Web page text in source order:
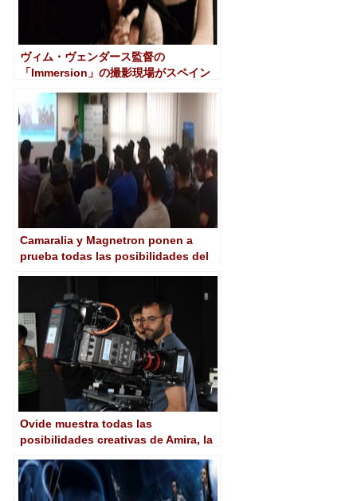
ヴィム・ヴェンダース監督の
「Immersion」の撮影現場がスペイン
Camaralia y Magnetron ponen a
prueba todas las posibilidades del
Ovide muestra todas las
posibilidades creativas de Amira, la
de ARRI